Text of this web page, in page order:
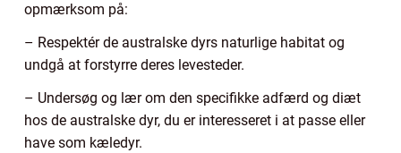
opmærksom på:
– Respektér de australske dyrs naturlige habitat og
undgå at forstyrre deres levesteder.
– Undersøg og lær om den specifikke adfærd og diæt
hos de australske dyr, du er interesseret i at passe eller
have som kæledyr.